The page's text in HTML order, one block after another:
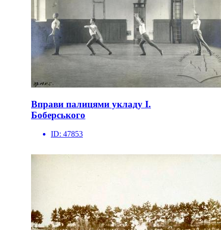
Вправи палицями укладу І.
Боберського
ID: 47853